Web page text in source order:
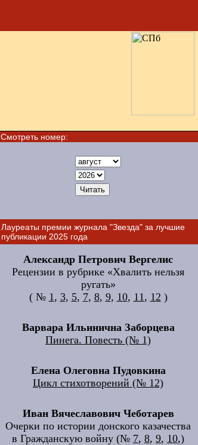
Смотреть номер:
Лауреаты премии журнала "Звезда" за лучшие
публикации 2025 года
Александр Петрович Вергелис
Рецензии в рубрике «Хвалить нельзя
ругать»
( № 1, 3, 5, 7, 8, 9, 10, 11, 12 )
Варвара Ильинична Заборцева
Пинега. Повесть (№ 1)
Елена Олеговна Пудовкина
Цикл стихотворений (№ 12)
Иван Вячеславович Чеботарев
Очерки по истории донского казачества
в Гражданскую войну (№ 7, 8, 9, 10,)